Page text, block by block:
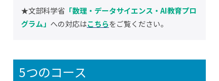
★文部科学省「数理・データサイエンス・AI教育プロ
グラム」 への対応はこちらをご覧ください。
5つのコース